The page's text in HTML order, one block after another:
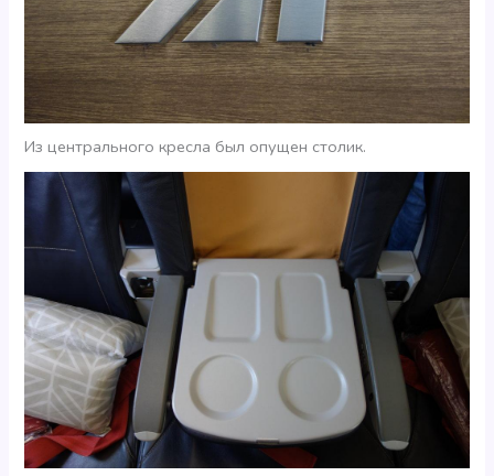
Из центрального кресла был опущен столик.